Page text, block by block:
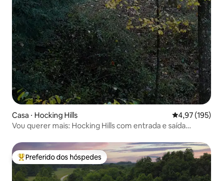
Casa ⋅ Hocking Hills 4,97 de uma
4,97 (195)
Vou querer mais: Hocking Hills com entrada e saída
Entre os melhores preferidos dos hóspedes
Preferido dos hóspedes